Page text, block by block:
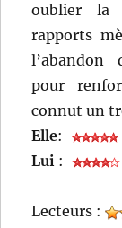
oublier la
rapports
l’abandon
pour
connut un
Elle:
Lui :
Lecteurs :